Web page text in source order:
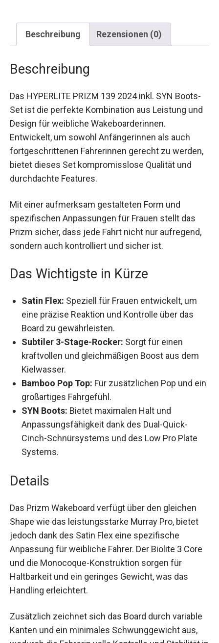
Beschreibung Rezensionen (0)
Beschreibung
Das HYPERLITE PRIZM 139 2024 inkl. SYN Boots-
Set ist die perfekte Kombination aus Leistung und
Design für weibliche Wakeboarderinnen.
Entwickelt, um sowohl Anfängerinnen als auch
fortgeschrittenen Fahrerinnen gerecht zu werden,
bietet dieses Set kompromisslose Qualität und
durchdachte Features.
Mit einer aufmerksam gestalteten Form und
spezifischen Anpassungen für Frauen stellt das
Prizm sicher, dass jede Fahrt nicht nur aufregend,
sondern auch kontrolliert und sicher ist.
Das Wichtigste in Kürze
Satin Flex: Speziell für Frauen entwickelt, um
eine präzise Reaktion und Kontrolle über das
Board zu gewährleisten.
Subtiler 3-Stage-Rocker: Sorgt für einen
kraftvollen und gleichmäßigen Boost aus dem
Kielwasser.
Bamboo Pop Top: Für zusätzlichen Pop und ein
großartiges Fahrgefühl.
SYN Boots: Bietet maximalen Halt und
Anpassungsfähigkeit dank des Dual-Quick-
Cinch-Schnürsystems und des Low Pro Plate
Systems.
Details
Das Prizm Wakeboard verfügt über den gleichen
Shape wie das leistungsstarke Murray Pro, bietet
jedoch dank des Satin Flex eine spezifische
Anpassung für weibliche Fahrer. Der Biolite 3 Core
und die Monocoque-Konstruktion sorgen für
Haltbarkeit und ein geringes Gewicht, was das
Handling erleichtert.
Zusätzlich zeichnet sich das Board durch variable
Kanten und ein minimales Schwunggewicht aus,